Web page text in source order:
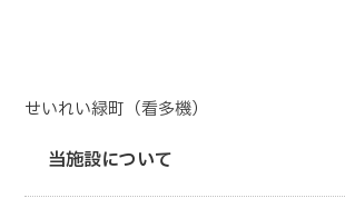
せいれい緑町（看多機）
当施設について